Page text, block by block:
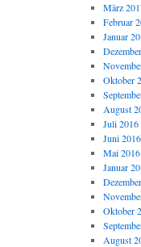
März
Februar
Januar
Oktober
August
Juli 2016
Juni 2016
Mai 2016
Januar
Oktober
August